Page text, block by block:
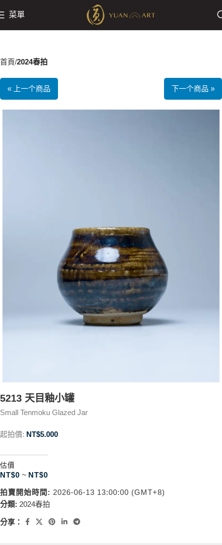
菜單
首頁 2024春拍
« 上一个商品 下一个商品 »
5213 天目釉小罐
Small Tenmoku Glazed Jar
起拍價: NT$5.000
估價
NT$0 ~ NT$0
拍賣開始時間: 2026-06-13 13:00:00 (GMT+8)
分類: 2024春拍
分享：